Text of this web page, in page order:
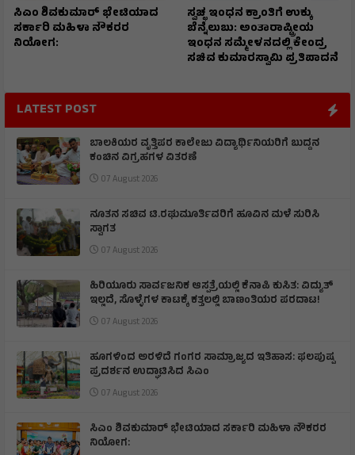
ಸಿಎಂ ಶಿವಕುಮಾರ್‌ ಭೇಟಿಯಾದ
ಸರ್ಕಾರಿ ಮಹಿಳಾ ನೌಕರರ
ನಿಯೋಗ:
ಸ್ವಚ್ಛ ಇಂಧನ ಕ್ರಾಂತಿಗೆ ಉಕ್ಕು
ಬೆನ್ನೆಲುಬು: ಅಂತಾರಾಷ್ಟ್ರೀಯ
ಇಂಧನ ಸಮ್ಮೇಳನದಲ್ಲಿ ಕೇಂದ್ರ
ಸಚಿವ ಕುಮಾರಸ್ವಾಮಿ ಪ್ರತಿಪಾದನೆ
LATEST POST
ಬಾಲಕಿಯರ ವೃತ್ತಿಪರ ಕಾಲೇಜು ವಿದ್ಯಾರ್ಥಿನಿಯರಿಗೆ ಬುದ್ದನ
ಕಂಚಿನ ವಿಗ್ರಹಗಳ ವಿತರಣೆ
07 August 2026
ನೂತನ ಸಚಿವ ಟಿ.ರಘುಮೂರ್ತಿವರಿಗೆ ಹೂವಿನ ಮಳೆ ಸುರಿಸಿ
ಸ್ವಾಗತ
07 August 2026
ಹಿರಿಯೂರು ಸಾರ್ವಜನಿಕ ಆಸ್ಪತ್ರೆಯಲ್ಲಿ ಕೆನಾಪಿ ಕುಸಿತ: ವಿದ್ಯುತ್‌
ಇಲ್ಲದೆ, ಸೊಳ್ಳೆಗಳ ಕಾಟಕ್ಕೆ ಕತ್ತಲಲ್ಲಿ ಬಾಣಂತಿಯರ ಪರದಾಟ!
07 August 2026
ಹೂಗಳಿಂದ ಅರಳಿದೆ ಗಂಗರ ಸಾಮ್ರಾಜ್ಯದ ಇತಿಹಾಸ: ಫಲಪುಷ್ಪ
ಪ್ರದರ್ಶನ ಉದ್ಘಾಟಿಸಿದ ಸಿಎಂ
07 August 2026
ಸಿಎಂ ಶಿವಕುಮಾರ್‌ ಭೇಟಿಯಾದ ಸರ್ಕಾರಿ ಮಹಿಳಾ ನೌಕರರ
ನಿಯೋಗ: